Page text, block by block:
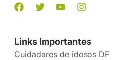
Links Importantes
Cuidadores de idosos DF